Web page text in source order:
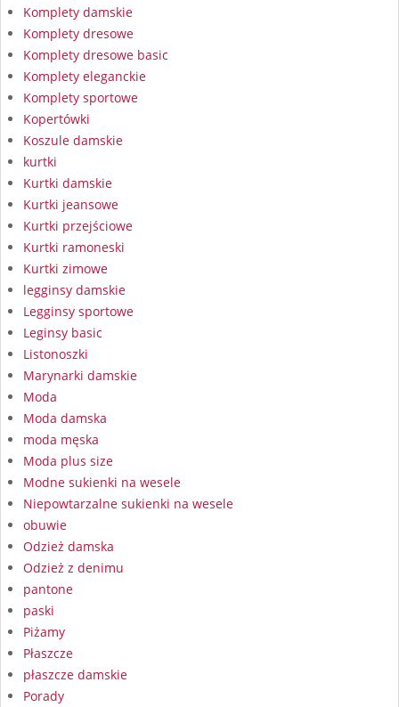
Komplety damskie
Komplety dresowe
Komplety dresowe basic
Komplety eleganckie
Komplety sportowe
Kopertówki
Koszule damskie
kurtki
Kurtki damskie
Kurtki jeansowe
Kurtki przejściowe
Kurtki ramoneski
Kurtki zimowe
legginsy damskie
Legginsy sportowe
Leginsy basic
Listonoszki
Marynarki damskie
Moda
Moda damska
moda męska
Moda plus size
Modne sukienki na wesele
Niepowtarzalne sukienki na wesele
obuwie
Odzież damska
Odzież z denimu
pantone
paski
Piżamy
Płaszcze
płaszcze damskie
Porady